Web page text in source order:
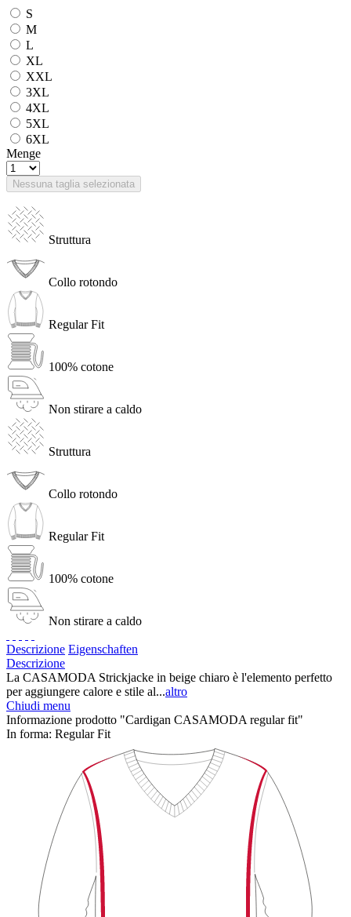
S
M
L
XL
XXL
3XL
4XL
5XL
6XL
Menge
Nessuna taglia selezionata
Struttura
Collo rotondo
Regular Fit
100% cotone
Non stirare a caldo
Struttura
Collo rotondo
Regular Fit
100% cotone
Non stirare a caldo
Descrizione Eigenschaften
Descrizione
La CASAMODA Strickjacke in beige chiaro è l'elemento perfetto
per aggiungere calore e stile al...altro
Chiudi menu
Informazione prodotto "Cardigan CASAMODA regular fit"
In forma: Regular Fit